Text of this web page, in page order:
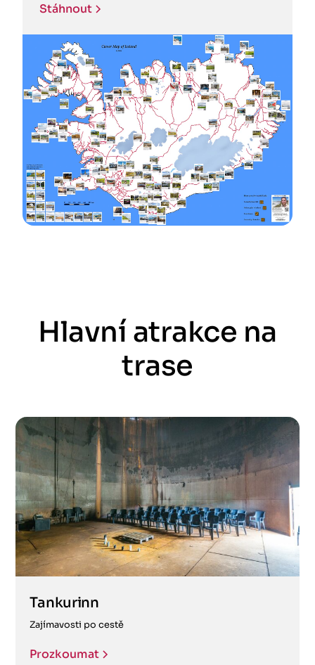
Stáhnout
Hlavní atrakce na
trase
Tankurinn
Zajímavosti po cestě
Prozkoumat